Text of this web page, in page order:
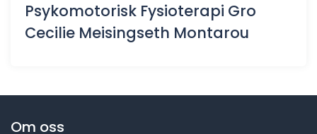
Psykomotorisk Fysioterapi Gro
Cecilie Meisingseth Montarou
Om oss